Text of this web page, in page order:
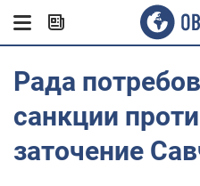
Рада
санкции
заточение